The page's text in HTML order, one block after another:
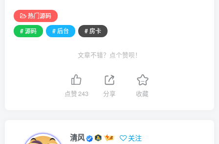
热门源码
# 源码
# 后台 # 房卡
文章不错？点个赞呗！
点赞243 分享 收藏
清风 关注